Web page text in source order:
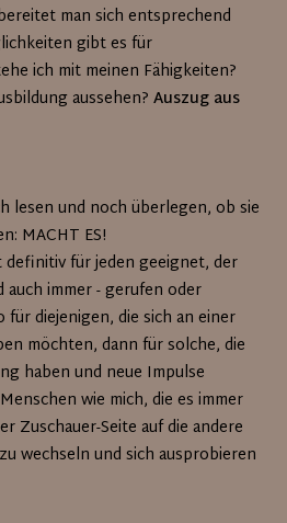
man sich entsprechend
gibt es für
ich mit meinen Fähigkeiten?
aussehen?Auszug aus
lesen und noch überlegen, ob sie
MACHT ES!
definitiv für jeden geeignet, der
auch immer - gerufen oder
diejenigen, die sich an einer
möchten, dann für solche, die
haben und neue Impulse
wie mich, die es immer
Zuschauer-Seite auf die andere
wechseln und sich ausprobieren